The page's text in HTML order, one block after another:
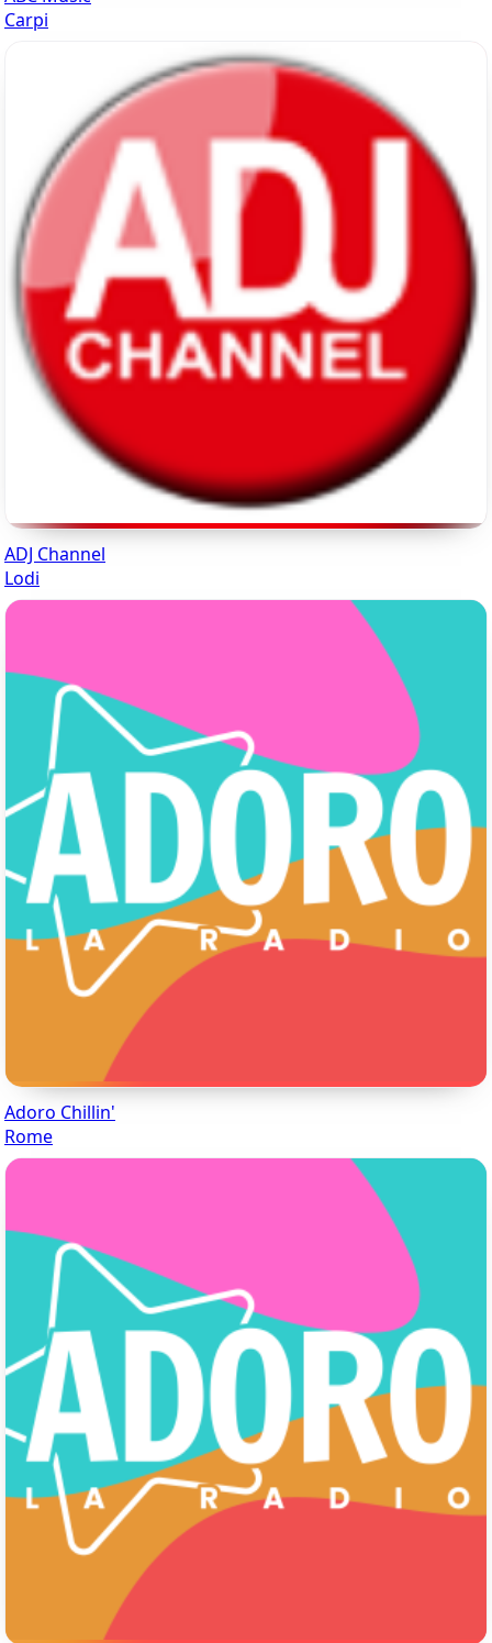
Carpi
ADJ Channel
Lodi
Adoro Chillin'
Rome